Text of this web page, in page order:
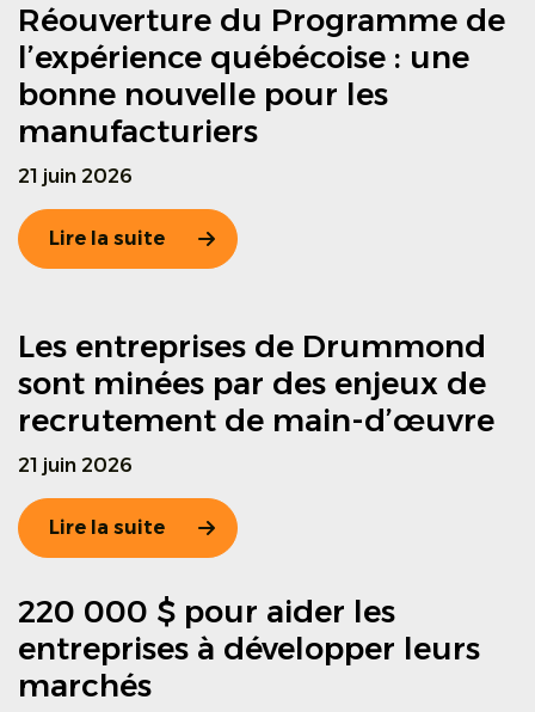
Réouverture du Programme de
l’expérience québécoise : une
bonne nouvelle pour les
manufacturiers
21 juin 2026
Lire la suite
Les entreprises de Drummond
sont minées par des enjeux de
recrutement de main-d’œuvre
21 juin 2026
Lire la suite
220 000 $ pour aider les
entreprises à développer leurs
marchés